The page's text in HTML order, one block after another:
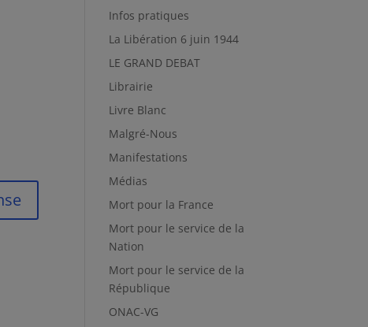
Infos pratiques
La Libération 6 juin 1944
LE GRAND DEBAT
Librairie
Livre Blanc
Malgré-Nous
Manifestations
Médias
Mort pour la France
Mort pour le service de la
Nation
Mort pour le service de la
République
ONAC-VG